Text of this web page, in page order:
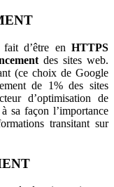
fait d’être enHTTPS
des sites web.
(ce choix de Google
de 1% des sites
d’optimisation de
sa façon l’importance
transitant sur